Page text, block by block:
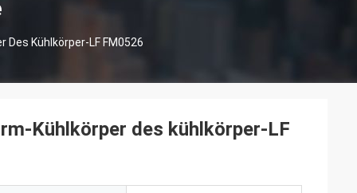
Kühlkörper-LF FM0526
Kühlkörper des kühlkörper-LF